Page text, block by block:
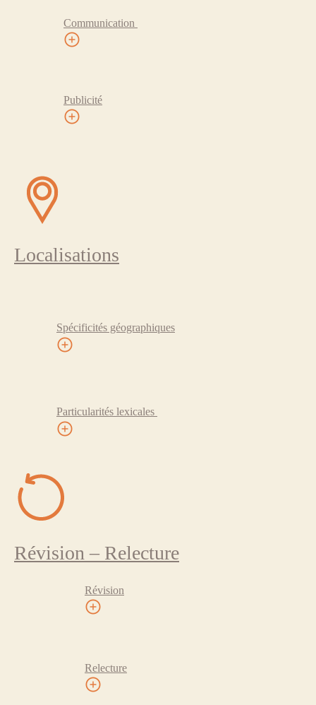
Communication
Publicité
Localisations
Spécificités géographiques
Particularités lexicales
Révision – Relecture
Révision
Relecture